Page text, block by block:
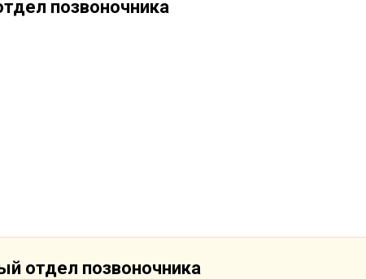
позвоночника
отдел позвоночника